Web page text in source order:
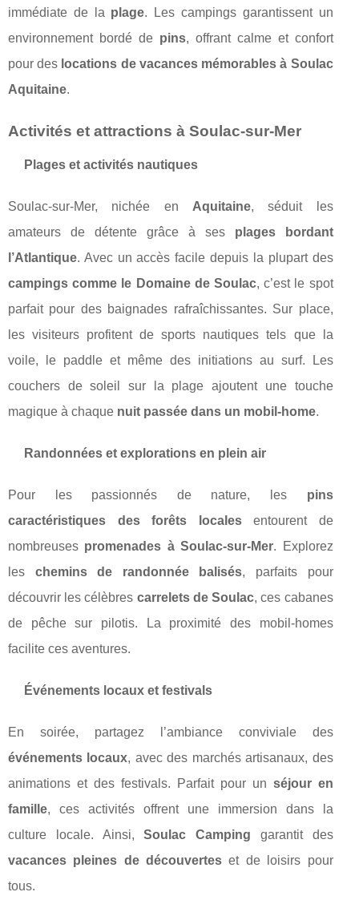
immédiate de la plage. Les campings garantissent un
environnement bordé de pins, offrant calme et confort
pour des locations de vacances mémorables à Soulac
Aquitaine.
Activités et attractions à Soulac-sur-Mer
Plages et activités nautiques
Soulac-sur-Mer, nichée en Aquitaine, séduit les
amateurs de détente grâce à ses plages bordant
l’Atlantique. Avec un accès facile depuis la plupart des
campings comme le Domaine de Soulac, c’est le spot
parfait pour des baignades rafraîchissantes. Sur place,
les visiteurs profitent de sports nautiques tels que la
voile, le paddle et même des initiations au surf. Les
couchers de soleil sur la plage ajoutent une touche
magique à chaque nuit passée dans un mobil-home.
Randonnées et explorations en plein air
Pour les passionnés de nature, les pins
caractéristiques des forêts localesentourent de
nombreuses promenades à Soulac-sur-Mer. Explorez
les chemins de randonnée balisés, parfaits pour
découvrir les célèbres carrelets de Soulac, ces cabanes
de pêche sur pilotis. La proximité des mobil-homes
facilite ces aventures.
Événements locaux et festivals
En soirée, partagez l’ambiance conviviale des
événements locaux, avec des marchés artisanaux, des
animations et des festivals. Parfait pour un séjour en
famille, ces activités offrent une immersion dans la
culture locale. Ainsi,Soulac Camping garantit des
vacances pleines de découvertes et de loisirs pour
tous.